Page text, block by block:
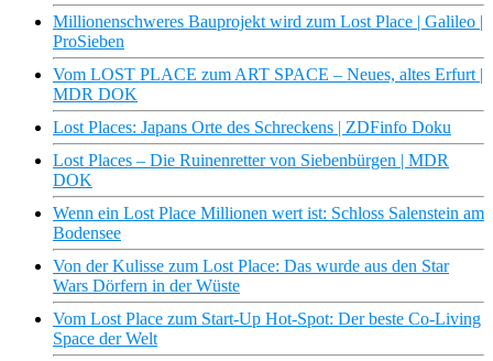
Millionenschweres Bauprojekt wird zum Lost Place | Galileo |
ProSieben
Vom LOST PLACE zum ART SPACE – Neues, altes Erfurt |
MDR DOK
Lost Places: Japans Orte des Schreckens | ZDFinfo Doku
Lost Places – Die Ruinenretter von Siebenbürgen | MDR
DOK
Wenn ein Lost Place Millionen wert ist: Schloss Salenstein am
Bodensee
Von der Kulisse zum Lost Place: Das wurde aus den Star
Wars Dörfern in der Wüste
Vom Lost Place zum Start-Up Hot-Spot: Der beste Co-Living
Space der Welt